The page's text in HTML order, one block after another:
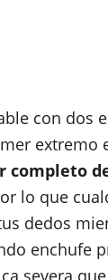
con dos
extremo
completo
lo que
dedos
enchufe
severa